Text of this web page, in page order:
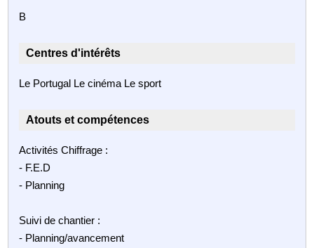
B
Centres d'intérêts
Le Portugal Le cinéma Le sport
Atouts et compétences
Activités Chiffrage :
- F.E.D
- Planning
Suivi de chantier :
- Planning/avancement